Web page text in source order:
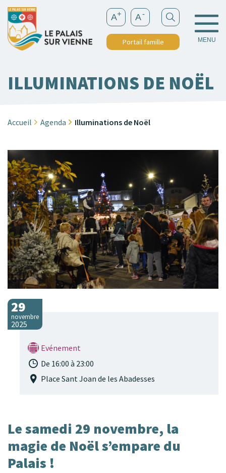
A+ A-
Portail famille MENU
ILLUMINATIONS DE NOËL
Accueil Agenda Illuminations de Noël
29
novembre
2025
Evénement
De 16:00 à 23:00
Place Sant Joan de les Abadesses
Le samedi 29 novembre, la
magie de Noël s’empare du
Palais !